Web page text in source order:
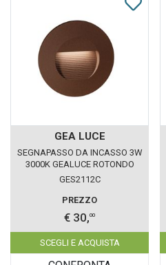
GEA LUCE
SEGNAPASSO DA INCASSO 3W
3000K GEALUCE ROTONDO
MARRONE IP65
GES2112C
PREZZO
€ 30,00
SCEGLI E ACQUISTA